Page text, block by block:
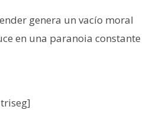
genera un vacío moral
en una paranoia constante